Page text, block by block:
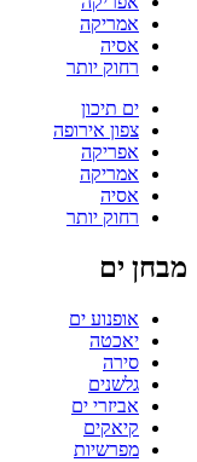
אמריקה
אסיה
רחוק יותר
ים תיכון
צפון אירופה
אפריקה
אמריקה
אסיה
רחוק יותר
מבחן ים
אופנוע ים
יאכטה
סירה
גלשנים
אביזרי ים
קיאקים
מפרשיות